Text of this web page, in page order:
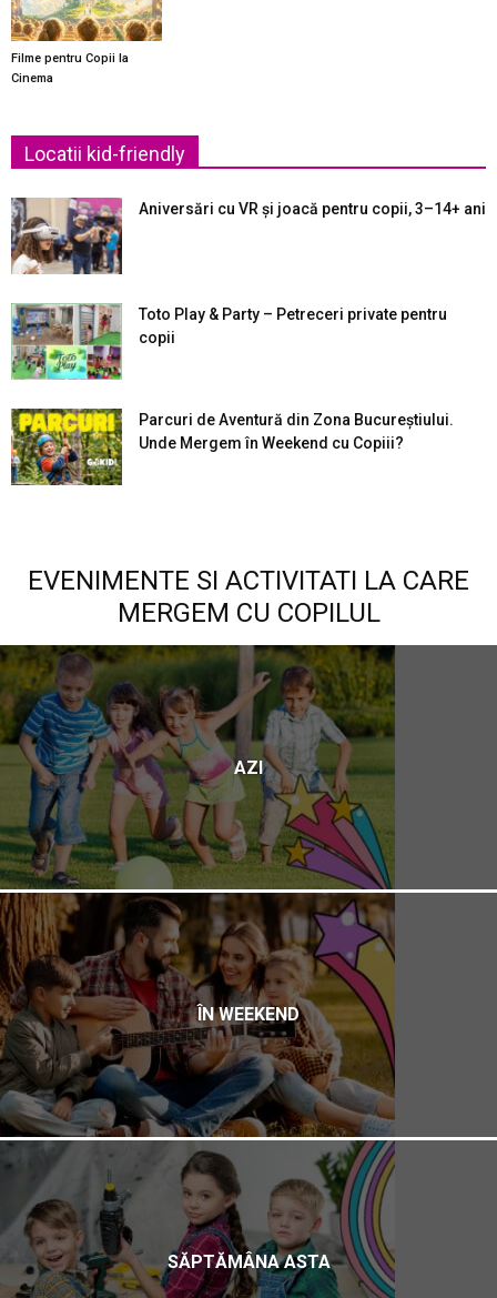
Filme pentru Copii la
Cinema
Locatii kid-friendly
Aniversări cu VR și joacă pentru copii, 3–14+ ani
Toto Play & Party – Petreceri private pentru
copii
Parcuri de Aventură din Zona Bucureştiului.
Unde Mergem în Weekend cu Copiii?
EVENIMENTE SI ACTIVITATI LA CARE
MERGEM CU COPILUL
AZI
ÎN WEEKEND
SĂPTĂMÂNA ASTA